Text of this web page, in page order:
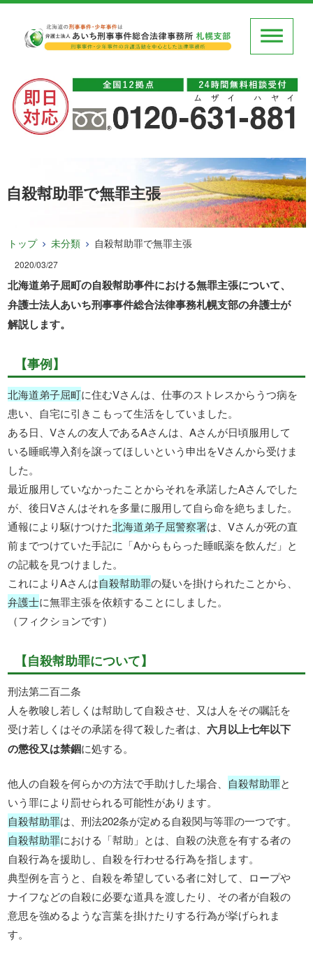
自殺幇助罪で無罪主張
トップ 未分類 自殺幇助罪で無罪主張
2020/03/27
北海道弟子屈町の自殺幇助事件における無罪主張について、
弁護士法人あいち刑事事件総合法律事務札幌支部の弁護士が
解説します。
【事例】
北海道弟子屈町に住むVさんは、仕事のストレスからうつ病を
患い、自宅に引きこもって生活をしていました。
ある日、Vさんの友人であるAさんは、Aさんが日頃服用して
いる睡眠導入剤を譲ってほしいという申出をVさんから受けま
した。
最近服用していなかったことからそれを承諾したAさんでした
が、後日Vさんはそれを多量に服用して自ら命を絶ちました。
通報により駆けつけた北海道弟子屈警察署は、Vさんが死の直
前までつけていた手記に「Aからもらった睡眠薬を飲んだ」と
の記載を見つけました。
これによりAさんは自殺幇助罪の疑いを掛けられたことから、
弁護士に無罪主張を依頼することにしました。
（フィクションです）
【自殺幇助罪について】
刑法第二百二条
人を教唆し若しくは幇助して自殺させ、又は人をその嘱託を
受け若しくはその承諾を得て殺した者は、六月以上七年以下
の懲役又は禁錮に処する。
他人の自殺を何らかの方法で手助けした場合、 自殺幇助罪と
いう罪により罰せられる可能性があります。
自殺幇助罪は、刑法202条が定める自殺関与等罪の一つです。
自殺幇助罪における「幇助」とは、自殺の決意を有する者の
自殺行為を援助し、自殺を行わせる行為を指します。
典型例を言うと、自殺を希望している者に対して、ロープや
ナイフなどの自殺に必要な道具を渡したり、その者が自殺の
意思を強めるような言葉を掛けたりする行為が挙げられま
す。